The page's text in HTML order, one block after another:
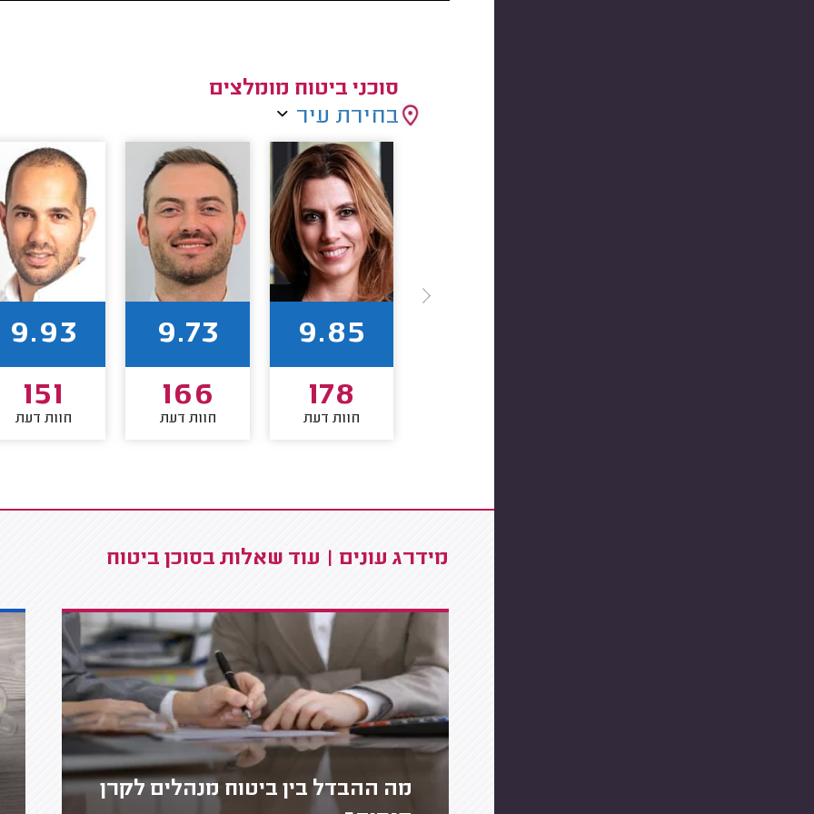
סוכני ביטוח מומלצים
בחירת עיר
9.85
178
חוות דעת
9.73
166
חוות דעת
9.93
151
חוות דעת
מידרג עונים | עוד שאלות בסוכן ביטוח
מה ההבדל בין ביטוח מנהלים לקרן